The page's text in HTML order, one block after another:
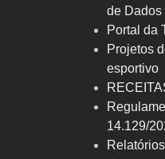
de Dados
Portal da
Projetos
esportivo
14.129/